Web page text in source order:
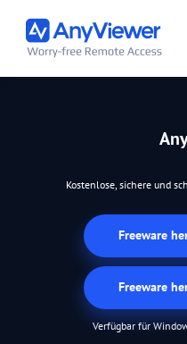
Kostenlose, sichere und
Freeware
Freeware
Verfügbar für